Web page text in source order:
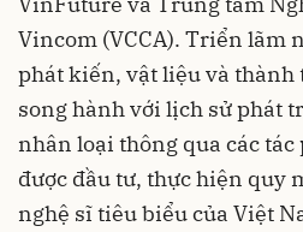
Vincom (VCCA). Triển lãm
phát kiến, vật liệu và
song hành với lịch sử phát
nhân loại thông qua các
được đầu tư, thực hiện quy
nghệ sĩ tiêu biểu của Việt